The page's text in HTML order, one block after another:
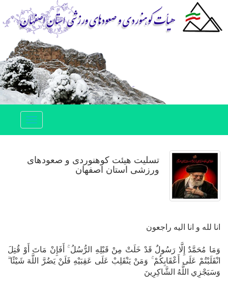
Toggle
تسلیت هیئت کوهنوردی و صعودهای
ورزشی استان اصفهان
انا لله و انا الیه راجعون
وَمَا مُحَمَّدٌ إِلَّا رَسُولٌ قَدْ خَلَتْ مِنْ قَبْلِهِ الرُّسُلُ ۚ أَفَإِنْ مَاتَ أَوْ قُتِلَ
انْقَلَبْتُمْ عَلَى أَعْقَابِكُمْ ۚ وَمَنْ يَنْقَلِبْ عَلَى عَقِبَيْهِ فَلَنْ يَضُرَّ اللَّهَ شَيْئًا ۗ
وَسَيَجْزِي اللَّهُ الشَّاكِرِينَ